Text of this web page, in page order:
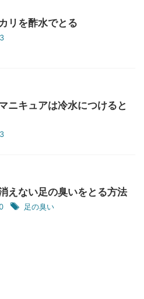
リを酢水でとる
ニキュアは冷水につけると
えない足の臭いをとる方法
足の臭い